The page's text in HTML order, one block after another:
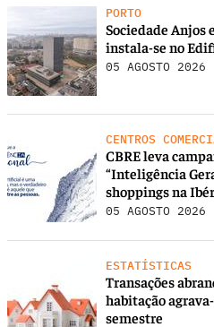
PORTO
Sociedade Anjos
instala-se no
05 AGOSTO 2026
CENTROS
CBRE leva
“Inteligência
shoppings na
05 AGOSTO 2026
ESTATÍSTICAS
Transações
habitação
semestre